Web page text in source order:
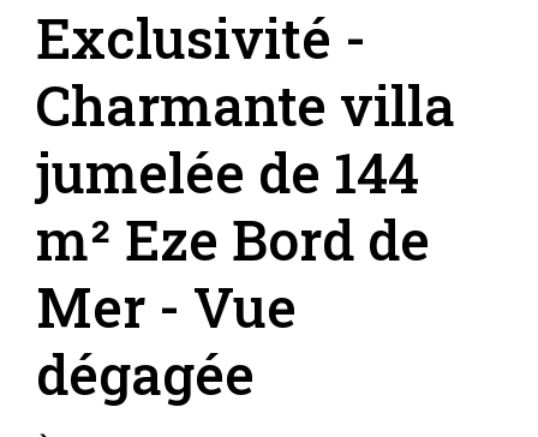
Exclusivité -
Charmante villa
jumelée de 144
m² Eze Bord de
Mer - Vue
dégagée